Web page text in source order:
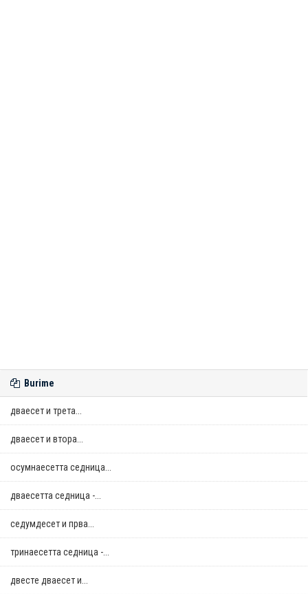
Burime
дваесет и трета...
дваесет и втора...
осумнaесетта седница...
дваесетта седница -...
седумдесет и прва...
тринаесетта седница -...
двестe дваесет и...